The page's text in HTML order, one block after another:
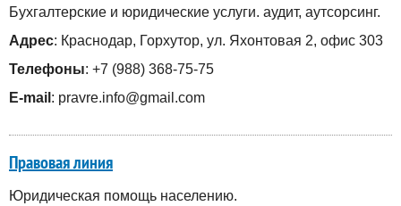
Бухгалтерские и юридические услуги. аудит, аутсорсинг.
Адрес: Краснодар, Горхутор, ул. Яхонтовая 2, офис 303
Телефоны: +7 (988) 368-75-75
E-mail : pravre.info@gmail.com
Правовая линия
Юридическая помощь населению.